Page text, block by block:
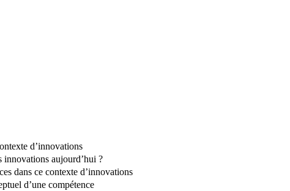
d’innovations
innovations aujourd’hui ?
dans ce contexte d’innovations
d’une compétence